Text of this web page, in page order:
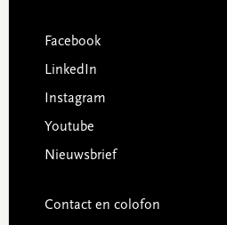
Facebook
LinkedIn
Instagram
Youtube
Nieuwsbrief
Contact en colofon